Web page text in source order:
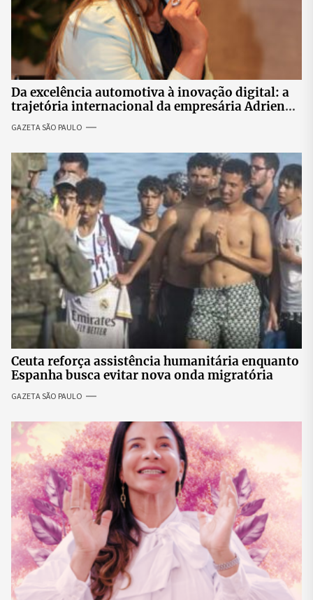
Da excelência automotiva à inovação digital: a
trajetória internacional da empresária Adriene
GAZETA SÃO PAULO
Ceuta reforça assistência humanitária enquanto
Espanha busca evitar nova onda migratória
GAZETA SÃO PAULO